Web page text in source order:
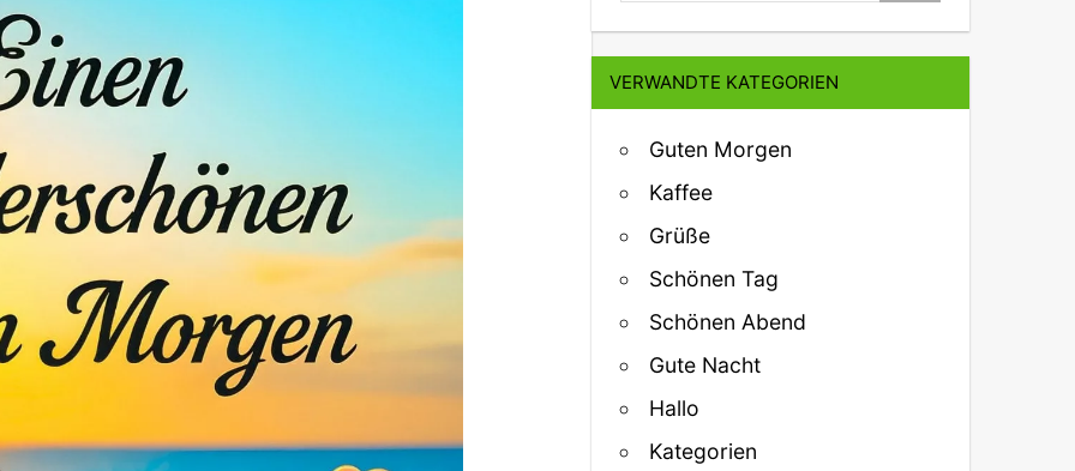
VERWANDTE KATEGORIEN
Guten Morgen
Kaffee
Grüße
Schönen Tag
Schönen Abend
Gute Nacht
Hallo
Kategorien